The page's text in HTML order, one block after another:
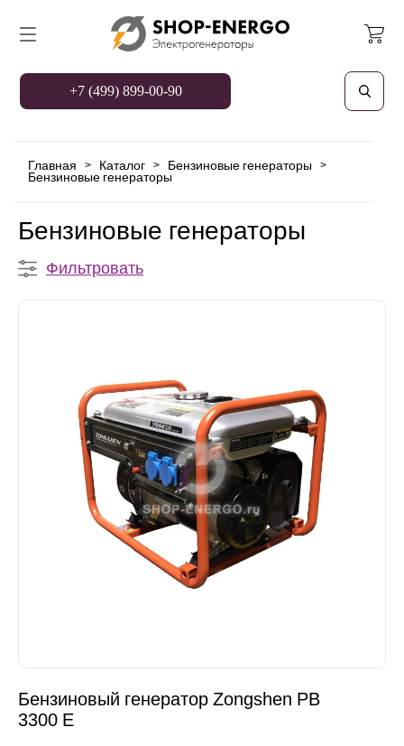
+7 (499) 899-00-90
Главная > Каталог > Бензиновые генераторы >
Бензиновые генераторы
Бензиновые генераторы
Фильтровать
Бензиновый генератор Zongshen PB
3300 E